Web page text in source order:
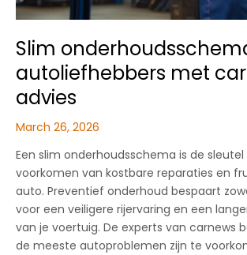
Slim
autoliefhebbers met
advies
March 26, 2026
Een slim onderhoudsschema is de
voorkomen van kostbare reparaties en
auto. Preventief onderhoud bespaart
voor een veiligere rijervaring en een
van je voertuig. De experts van carnews
de meeste autoproblemen zijn te